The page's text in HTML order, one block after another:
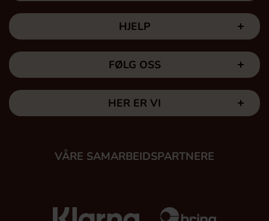
HJELP
FØLG OSS
HER ER VI
VÅRE SAMARBEIDSPARTNERE